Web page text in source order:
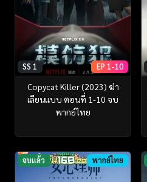
SS 1 EP 1-10
Copycat Killer (2023) ฆ่า
เลียนแบบ ตอนที่ 1-10 จบ
พากย์ไทย
จบแล้ว พากย์ไทย